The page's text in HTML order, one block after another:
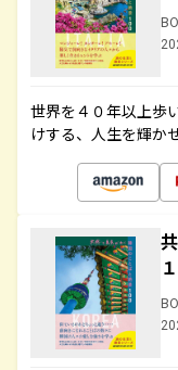
世界を４０年以上歩
けする、人生を輝か